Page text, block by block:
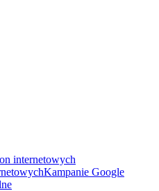
internetowych
Kampanie Google